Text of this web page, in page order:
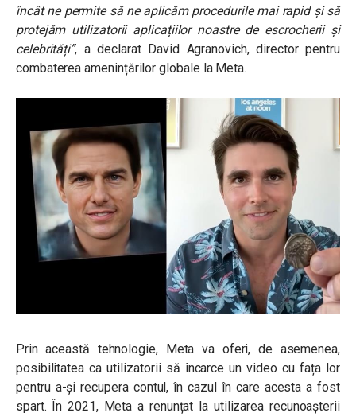
încât ne permite să ne aplicăm procedurile mai rapid și să
protejăm utilizatorii aplicațiilor noastre de escrocherii și
celebrități”, a declarat David Agranovich, director pentru
combaterea amenințărilor globale la Meta.
Prin această tehnologie, Meta va oferi, de asemenea,
posibilitatea ca utilizatorii să încarce un video cu fața lor
pentru a-și recupera contul, în cazul în care acesta a fost
spart. În 2021, Meta a renunțat la utilizarea recunoașterii